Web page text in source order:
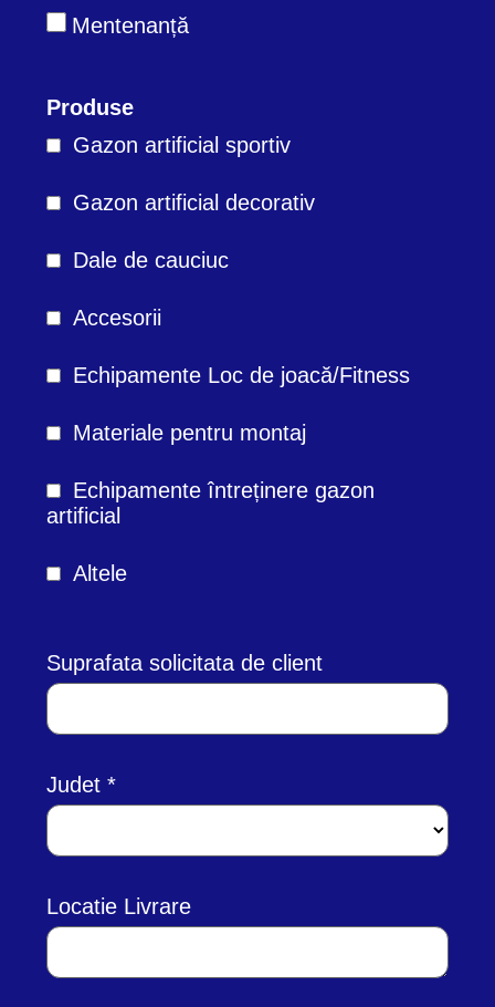
Mentenanță
Produse
Gazon artificial sportiv
Gazon artificial decorativ
Dale de cauciuc
Accesorii
Echipamente Loc de joacă/Fitness
Materiale pentru montaj
Echipamente întreținere gazon
artificial
Altele
Suprafata solicitata de client
Judet
Locatie Livrare